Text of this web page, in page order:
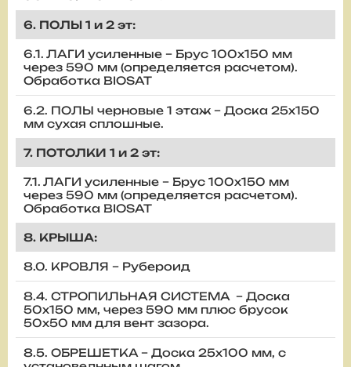
6. ПОЛЫ 1 и 2 эт:
6.1. ЛАГИ усиленные – Брус 100х150 мм
через 590 мм (определяется расчетом).
Обработка BIOSAT
6.2. ПОЛЫ черновые 1 этаж – Доска 25х150
мм сухая сплошные.
7. ПОТОЛКИ 1 и 2 эт:
7.1. ЛАГИ усиленные – Брус 100х150 мм
через 590 мм (определяется расчетом).
Обработка BIOSAT
8. КРЫША:
8.0. КРОВЛЯ – Рубероид
8.4. СТРОПИЛЬНАЯ СИСТЕМА – Доска
50х150 мм, через 590 мм плюс брусок
50х50 мм для вент зазора.
8.5. ОБРЕШЕТКА – Доска 25х100 мм, с